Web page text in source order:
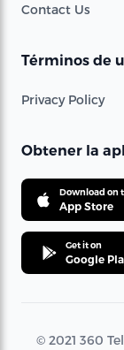
Contact Us
Términos de
Privacy Policy
Obtener la
Download on
App Store
Get it on
Google
© 2021 360